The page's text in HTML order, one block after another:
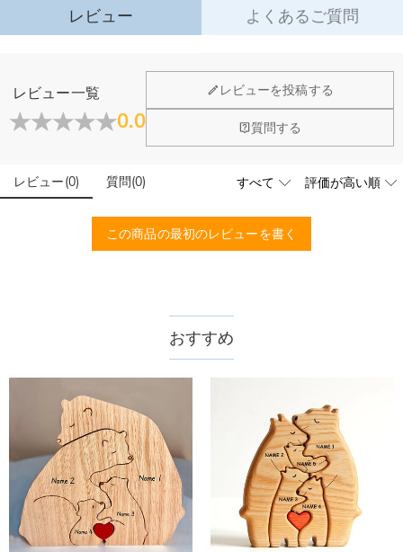
・新米パパママへ：家族誕生の喜びを記念する、心のこもったギフト
・思い出を大切にする方へ：ストーリーを持つインテリアとして最適
ただの置物ではなく、木でできた優しい抱擁。
目に見える家族の物語として、毎日大切に残せます。
閉じる
レビュー よくあるご質問
レビュー一覧
0.0
レビューを投稿する
質問する
レビュー(0) 質問(0)
この商品の最初のレビューを書く
ホーム＆雑貨
大量注文の制作は承っておりますか？
はい、対応可能です。ご希望の数量、デザイン、文字内容、ご
いたします。お気軽にお問い合わせください。
ードする画像に要求や制限等はありますか？
商品のベスト効果のために、お写真を選ぶ際に可能な限り最高
配送＆返品について
無料となります。（一部離島や遠方へご発送の場合、中継料が
納期=製作作業時間+配送時間 受注製作品のため、ご入金を確
認してから制作となります。大量生産品ではなく、一つ一つ手
でお作りしており、予定作業時間は商品ページに記載しており
よって、お届け日数が異なります。詳細は
配送について
確認ください。.
商品に納品書などの明細書は同梱されますか？
てご確認ください。
商品を海外へ直接発送することは可能でしょうか。
はい、対応可能です。海外配送をご希望の場合は、カスタマー
サポートまで詳しい海外配送先情報をお送りください。配送先
の国・地域によって送料が異なります。また、海外配送の際は
受取人様に関税が発生する場合がございます。
返品・交換はできますか？
お客様が商品受け取り後、60日以内の未使用品の返品は可能で
す。受注生産品のため、返品は50%の返品手数料(材料費)が発
生致します。詳細はキャンセル/返品についてまでご確認くだ
さい。.
注文＆支払いについて
注文後に注文の内容を変更できますか？
もし注文確認メールをご確認後、注文内容に間違いでもありま
Drawelryからのメールが届きません。
おすすめ